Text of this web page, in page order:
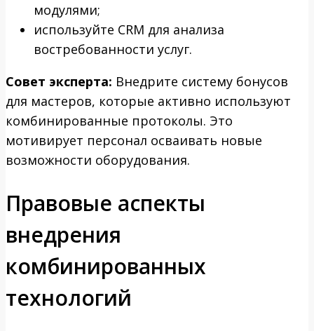
модулями;
используйте CRM для анализа
востребованности услуг.
Совет эксперта: Внедрите систему бонусов
для мастеров, которые активно используют
комбинированные протоколы. Это
мотивирует персонал осваивать новые
возможности оборудования.
Правовые аспекты
внедрения
комбинированных
технологий